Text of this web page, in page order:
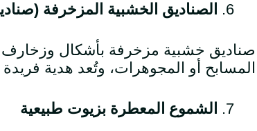
الصناديق الخشبية المزخرفة
صناديق خشبية مزخرفة بأشكال
المسابح أو المجوهرات، وتُعد هدية فريدة
الشموع المعطرة بزيوت طبيعية